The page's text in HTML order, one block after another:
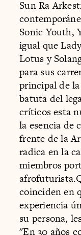
Sun Ra
Sonic Youth,
igual que
Lotus y
para sus
principal de
batuta del
críticos esta
la esencia de
frente de la
radica en la
miembros
coinciden en
experiencia
su persona,
"En 30 años